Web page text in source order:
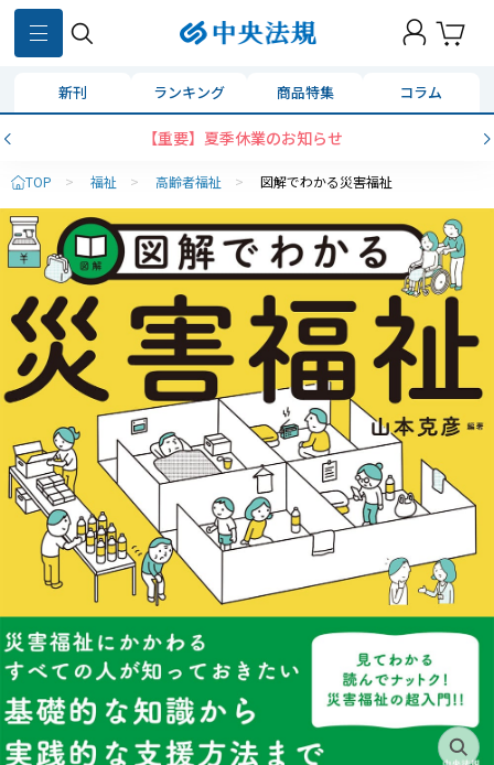
新刊 ランキング 商品特集 コラム
【重要】夏季休業のお知らせ
TOP > 福祉 > 高齢者福祉 > 図解でわかる災害福祉